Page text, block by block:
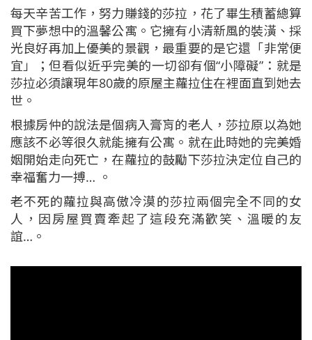
每天辛苦工作，努力賺錢的莎拉，花了畢生積蓄總算
買下夢想中的溫馨公寓。它擁有小清新風的裝潢、採
光良好再加上優美的景觀，最重要的是它還「非常便
宜」；但看似近乎完美的一切卻有個“小障礙”：就是
莎拉必須讓現年80歲的原屋主蘿拉住在裡面直到她去
世。
根據房仲的說法是個病入膏肓的老人，莎拉原以為她
應該不必等很久就能擁有公寓。就在此時她的完美婚
姻開始走向死亡，在蘿拉的鼓勵下莎拉決定位自己的
幸福奮力一搏… 。
老不死的蘿拉與高傲冷漠的莎拉兩個完全不同的女
人，因房屋買賣牽起了這段充滿歡笑、溫暖的友
誼…。